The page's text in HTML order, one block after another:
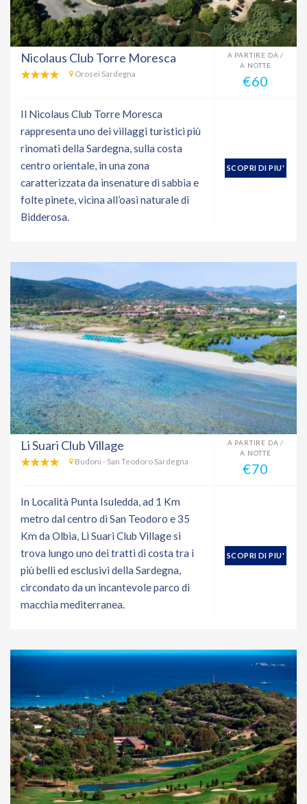
Nicolaus Club Torre Moresca
Orosei Sardegna
A PARTIRE DA /
A NOTTE
€60
Il Nicolaus Club Torre Moresca
rappresenta uno dei villaggi turistici più
rinomati della Sardegna, sulla costa
centro orientale, in una zona
caratterizzata da insenature di sabbia e
folte pinete, vicina all’oasi naturale di
Bidderosa.
SCOPRI DI PIU'
Li Suari Club Village
Budoni - San Teodoro Sardegna
A PARTIRE DA /
A NOTTE
€70
In Località Punta Isuledda, ad 1 Km
metro dal centro di San Teodoro e 35
Km da Olbia, Li Suari Club Village si
trova lungo uno dei tratti di costa tra i
più belli ed esclusivi della Sardegna,
circondato da un incantevole parco di
macchia mediterranea.
SCOPRI DI PIU'